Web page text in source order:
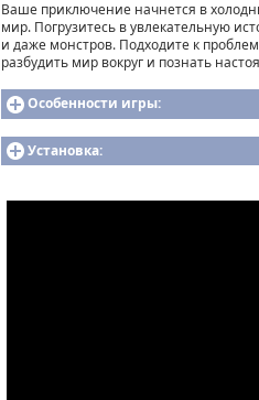
Ваше приключение начнется в
мир. Погрузитесь в увлекательную
и даже монстров. Подходите к
разбудить мир вокруг и познать
Особенности игры:
Установка: